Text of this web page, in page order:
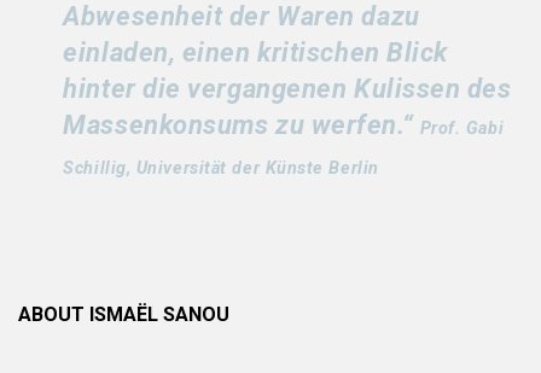
Abwesenheit der Waren dazu
einladen, einen kritischen Blick
hinter die vergangenen Kulissen des
Massenkonsums zu werfen.“ Prof. Gabi
Schillig, Universität der Künste Berlin
ABOUT ISMAËL SANOU